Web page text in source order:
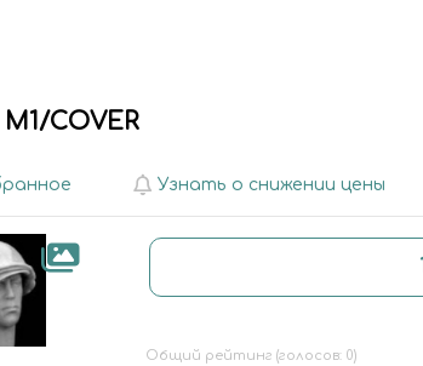
COVER
Узнать о снижении цены
Общий рейтинг (голосов: 0)